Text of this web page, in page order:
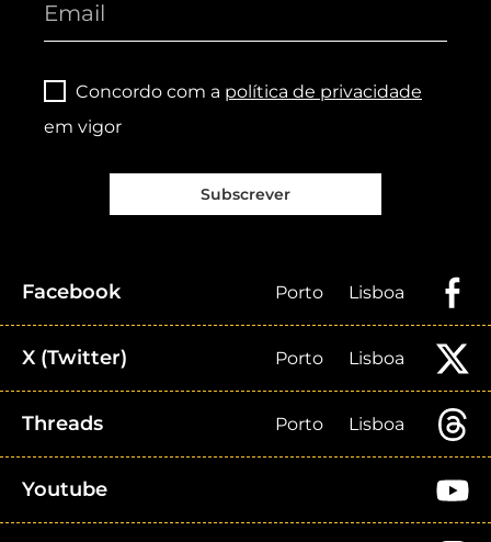
Concordo com a política de privacidade
em vigor
Subscrever
Facebook Porto Lisboa
X (Twitter) Porto Lisboa
Threads Porto Lisboa
Youtube